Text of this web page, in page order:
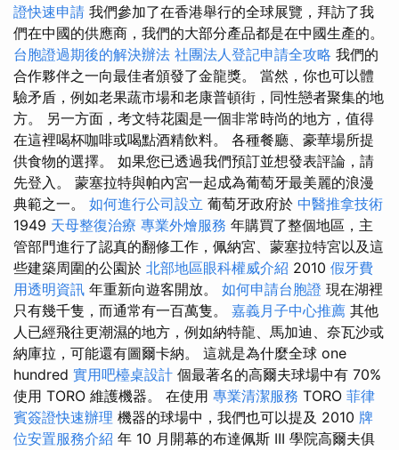
證快速申請 我們參加了在香港舉行的全球展覽，拜訪了我
們在中國的供應商，我們的大部分產品都是在中國生產的。
台胞證過期後的解決辦法 社團法人登記申請全攻略 我們的
合作夥伴之一向最佳者頒發了金龍獎。 當然，你也可以體
驗矛盾，例如老果蔬市場和老康普頓街，同性戀者聚集的地
方。 另一方面，考文特花園是一個非常時尚的地方，值得
在這裡喝杯咖啡或喝點酒精飲料。 各種餐廳、豪華場所提
供食物的選擇。 如果您已透過我們預訂並想發表評論，請
先登入。 蒙塞拉特與帕內宮一起成為葡萄牙最美麗的浪漫
典範之一。 如何進行公司設立 葡萄牙政府於 中醫推拿技術
1949 天母整復治療 專業外燴服務 年購買了整個地區，主
管部門進行了認真的翻修工作，佩納宮、蒙塞拉特宮以及這
些建築周圍的公園於 北部地區眼科權威介紹 2010 假牙費
用透明資訊 年重新向遊客開放。 如何申請台胞證 現在湖裡
只有幾千隻，而通常有一百萬隻。 嘉義月子中心推薦 其他
人已經飛往更潮濕的地方，例如納特龍、馬加迪、奈瓦沙或
納庫拉，可能還有圖爾卡納。 這就是為什麼全球 one
hundred 實用吧檯桌設計 個最著名的高爾夫球場中有 70%
使用 TORO 維護機器。 在使用 專業清潔服務 TORO 菲律
賓簽證快速辦理 機器的球場中，我們也可以提及 2010 牌
位安置服務介紹 年 10 月開幕的布達佩斯 III 學院高爾夫俱